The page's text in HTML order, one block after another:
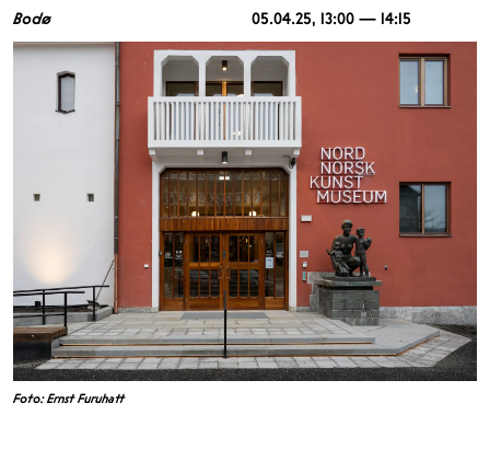
Bodø 05.04.25, 13:00 — 14:15
Foto: Ernst Furuhatt